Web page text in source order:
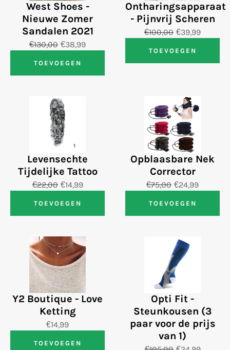
West Shoes -
Nieuwe Zomer
Sandalen 2021
€130,00 €38,99
TOEVOEGEN
Ontharingsapparaat
- Pijnvrij Scheren
€100,00 €39,99
TOEVOEGEN
Levensechte
Tijdelijke Tattoo
€22,00 €14,99
TOEVOEGEN
Opblaasbare Nek
Corrector
€75,00 €24,99
TOEVOEGEN
Y2 Boutique - Love
Ketting
€14,99
TOEVOEGEN
Opti Fit -
Steunkousen (3
paar voor de prijs
van 1)